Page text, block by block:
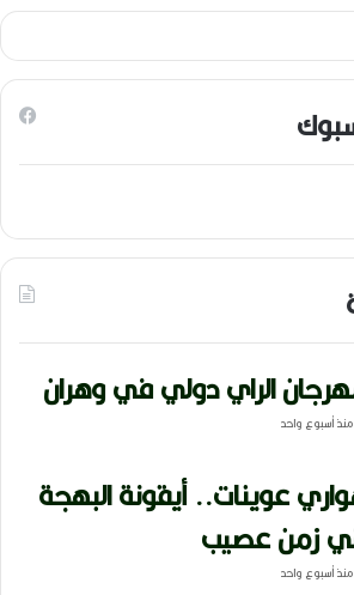
الراي دولي في وهران
منذ أسبوع واحد
عوينات.. أيقونة البهجة
زمن عصيب
منذ أسبوع واحد